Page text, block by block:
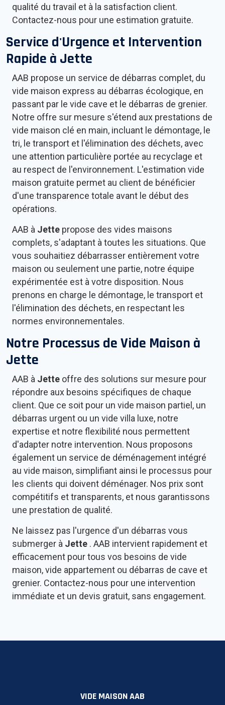
qualité du travail et à la satisfaction client.
Contactez-nous pour une estimation gratuite.
Service d'Urgence et Intervention
Rapide à Jette
AAB propose un service de débarras complet, du
vide maison express au débarras écologique, en
passant par le vide cave et le débarras de grenier.
Notre offre sur mesure s'étend aux prestations de
vide maison clé en main, incluant le démontage, le
tri, le transport et l'élimination des déchets, avec
une attention particulière portée au recyclage et
au respect de l'environnement. L'estimation vide
maison gratuite permet au client de bénéficier
d'une transparence totale avant le début des
opérations.
AAB à Jette propose des vides maisons
complets, s'adaptant à toutes les situations. Que
vous souhaitiez débarrasser entièrement votre
maison ou seulement une partie, notre équipe
expérimentée est à votre disposition. Nous
prenons en charge le démontage, le transport et
l'élimination des déchets, en respectant les
normes environnementales.
Notre Processus de Vide Maison à
Jette
AAB à Jette offre des solutions sur mesure pour
répondre aux besoins spécifiques de chaque
client. Que ce soit pour un vide maison partiel, un
débarras urgent ou un vide villa luxe, notre
expertise et notre flexibilité nous permettent
d'adapter notre intervention. Nous proposons
également un service de déménagement intégré
au vide maison, simplifiant ainsi le processus pour
les clients qui doivent déménager. Nos prix sont
compétitifs et transparents, et nous garantissons
une prestation de qualité.
Ne laissez pas l'urgence d'un débarras vous
submerger à Jette . AAB intervient rapidement et
efficacement pour tous vos besoins de vide
maison, vide appartement ou débarras de cave et
grenier. Contactez-nous pour une intervention
immédiate et un devis gratuit, sans engagement.
VIDE MAISON AAB